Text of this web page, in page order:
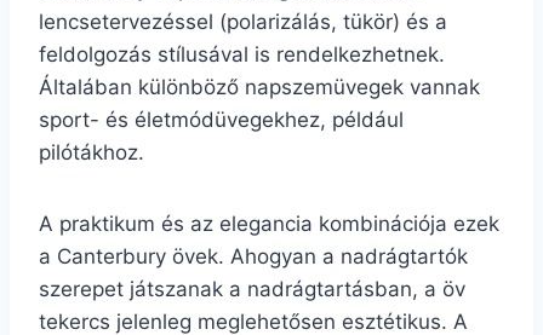
lencsetervezéssel (polarizálás, tükör) és a
feldolgozás stílusával is rendelkezhetnek.
Általában különböző napszemüvegek vannak
sport- és életmódüvegekhez, például
pilótákhoz.
A praktikum és az elegancia kombinációja ezek
a Canterbury övek. Ahogyan a nadrágtartók
szerepet játszanak a nadrágtartásban, a öv
tekercs jelenleg meglehetősen esztétikus. A